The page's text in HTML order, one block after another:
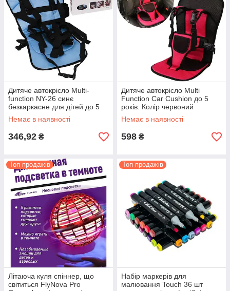
Дитяче автокрісло Multi-
function NY-26 синє
безкаркасне для дітей до 5
років безпечне та компактне
Немає в наявності
346,92 ₴
Дитяче автокрісло Multi
Function Car Cushion до 5
років. Колір червоний
Немає в наявності
598 ₴
Топ продажів
Літаюча куля спіннер, що
світиться FlyNova Pro
Топ продажів
Набір маркерів для
малювання Touch 36 шт